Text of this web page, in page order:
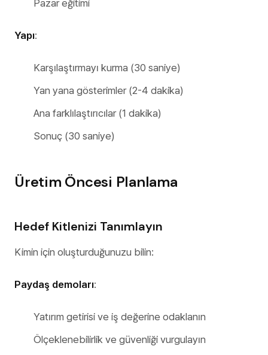
Pazar eğitimi
Yapı:
Karşılaştırmayı kurma (30 saniye)
Yan yana gösterimler (2-4 dakika)
Ana farklılaştırıcılar (1 dakika)
Sonuç (30 saniye)
Üretim Öncesi Planlama
Hedef Kitlenizi Tanımlayın
Kimin için oluşturduğunuzu bilin:
Paydaş demoları:
Yatırım getirisi ve iş değerine odaklanın
Ölçeklenebilirlik ve güvenliği vurgulayın